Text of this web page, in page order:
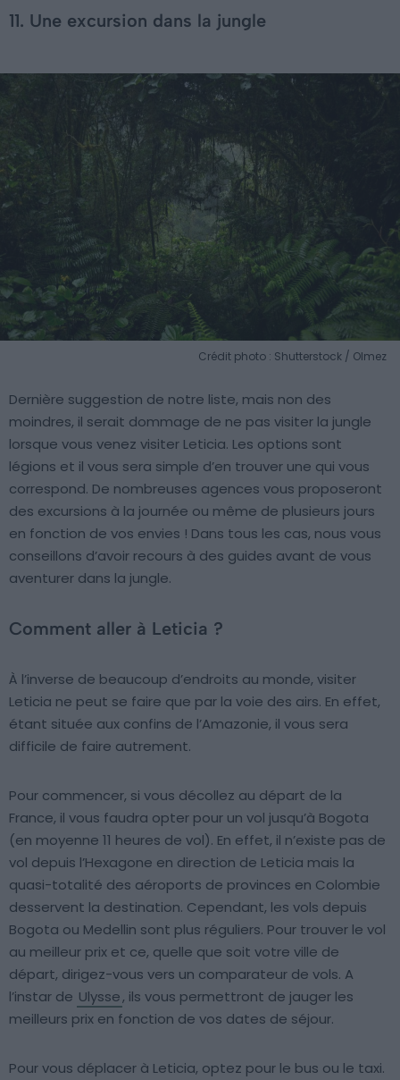
11. Une excursion dans la jungle
Crédit photo : Shutterstock / Olmez
Dernière suggestion de notre liste, mais non des
moindres, il serait dommage de ne pas visiter la jungle
lorsque vous venez visiter Leticia. Les options sont
légions et il vous sera simple d’en trouver une qui vous
correspond. De nombreuses agences vous proposeront
des excursions à la journée ou même de plusieurs jours
en fonction de vos envies ! Dans tous les cas, nous vous
conseillons d’avoir recours à des guides avant de vous
aventurer dans la jungle.
Comment aller à Leticia ?
À l’inverse de beaucoup d’endroits au monde, visiter
Leticia ne peut se faire que par la voie des airs. En effet,
étant située aux confins de l’Amazonie, il vous sera
difficile de faire autrement.
Pour commencer, si vous décollez au départ de la
France, il vous faudra opter pour un vol jusqu’à Bogota
(en moyenne 11 heures de vol). En effet, il n’existe pas de
vol depuis l’Hexagone en direction de Leticia mais la
quasi-totalité des aéroports de provinces en Colombie
desservent la destination. Cependant, les vols depuis
Bogota ou Medellin sont plus réguliers. Pour trouver le vol
au meilleur prix et ce, quelle que soit votre ville de
départ, dirigez-vous vers un comparateur de vols. A
l’instar de Ulysse, ils vous permettront de jauger les
meilleurs prix en fonction de vos dates de séjour.
Pour vous déplacer à Leticia, optez pour le bus ou le taxi.